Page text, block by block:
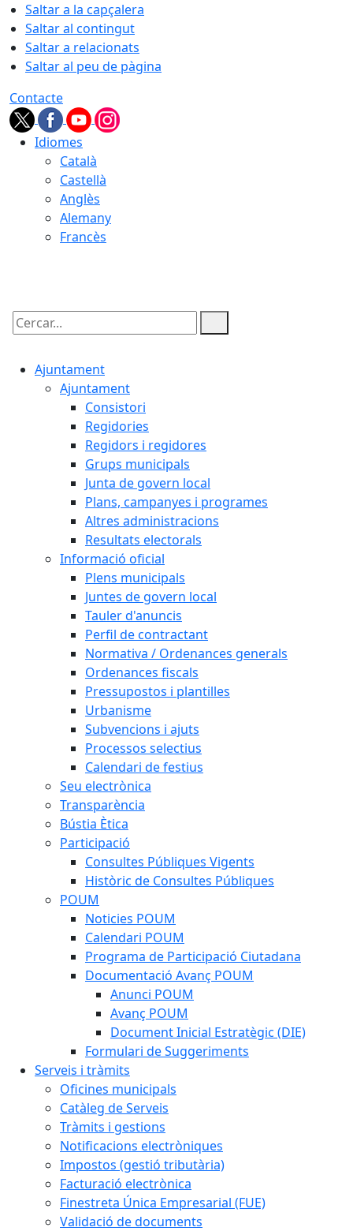
Saltar a la capçalera
Saltar al contingut
Saltar a relacionats
Saltar al peu de pàgina
Contacte
Idiomes
Català
Castellà
Anglès
Alemany
Francès
Cercar:
Ajuntament
Ajuntament
Consistori
Regidories
Regidors i regidores
Grups municipals
Junta de govern local
Plans, campanyes i programes
Altres administracions
Resultats electorals
Informació oficial
Plens municipals
Juntes de govern local
Tauler d'anuncis
Perfil de contractant
Normativa / Ordenances generals
Ordenances fiscals
Pressupostos i plantilles
Urbanisme
Subvencions i ajuts
Processos selectius
Calendari de festius
Seu electrònica
Transparència
Bústia Ètica
Participació
Consultes Públiques Vigents
Històric de Consultes Públiques
POUM
Noticies POUM
Calendari POUM
Programa de Participació Ciutadana
Documentació Avanç POUM
Anunci POUM
Avanç POUM
Document Inicial Estratègic (DIE)
Formulari de Suggeriments
Serveis i tràmits
Oficines municipals
Catàleg de Serveis
Tràmits i gestions
Notificacions electròniques
Impostos (gestió tributària)
Facturació electrònica
Finestreta Única Empresarial (FUE)
Validació de documents